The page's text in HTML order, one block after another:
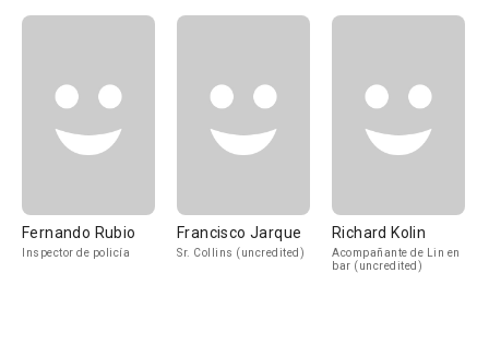
Fernando Rubio
Inspector de policía
Francisco Jarque
Sr. Collins (uncredited)
Richard Kolin
Acompañante de Lin en
bar (uncredited)